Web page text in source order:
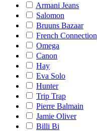
Armani Jeans
Salomon
Bruuns Bazaar
French Connection
Omega
Canon
Hay
Eva Solo
Hunter
Trip Trap
Pierre Balmain
Jamie Oliver
Billi Bi